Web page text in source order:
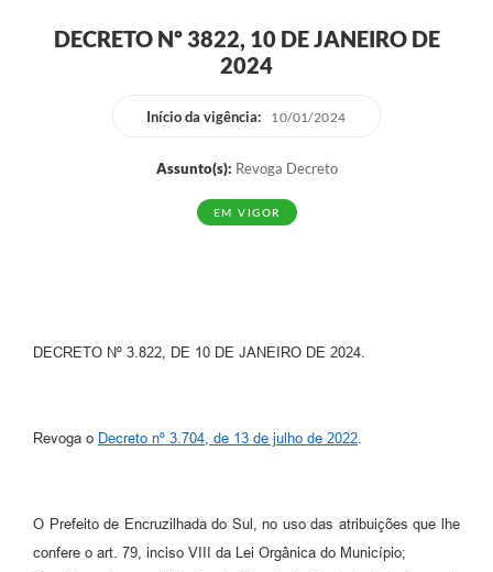
PARCEIROS
Relação de Medicamentos
Relatório Ouvidoria 2024
DECRETO Nº 3822, 10 DE JANEIRO DE
2024
Início da vigência: 10/01/2024
Assunto(s): Revoga Decreto
EM VIGOR
DECRETO Nº 3.822, DE 10 DE JANEIRO DE 2024.
Revoga o Decreto nº 3.704, de 13 de julho de 2022.
O Prefeito de Encruzilhada do Sul, no uso das atribuições que lhe
confere o art. 79, inciso VIII da Lei Orgânica do Município;